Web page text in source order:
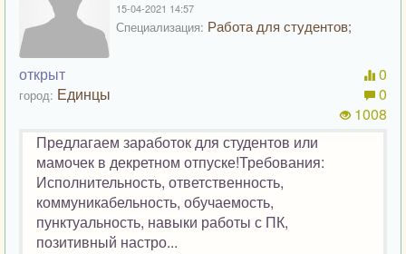
15-04-2021 14:57
Специализация: Работа для студентов;
открыт
город: Единцы
0
0
1008
Предлагаем заработок для студентов или
мамочек в декретном отпуске!Требования:
Исполнительность, ответственность,
коммуникабельность, обучаемость,
пунктуальность, навыки работы с ПК,
позитивный настро...